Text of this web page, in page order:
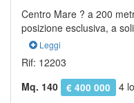
Centro Mare ? a 200
posizione esclusiva, a
Leggi
Rif: 12203
Mq. 140
€ 400 000 4